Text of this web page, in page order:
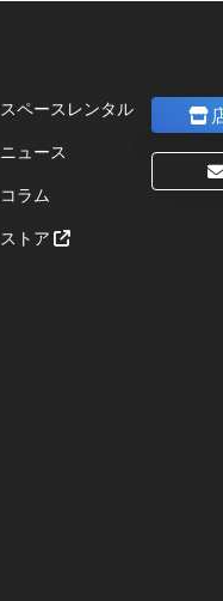
スペースレンタル
ニュース
コラム
ストア